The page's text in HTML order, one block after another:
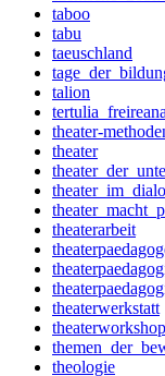
taboo
tabu
taeuschland
talion
tertulia_freireana
theater-
theater
theaterarbeit
theaterwerkstatt
theologie